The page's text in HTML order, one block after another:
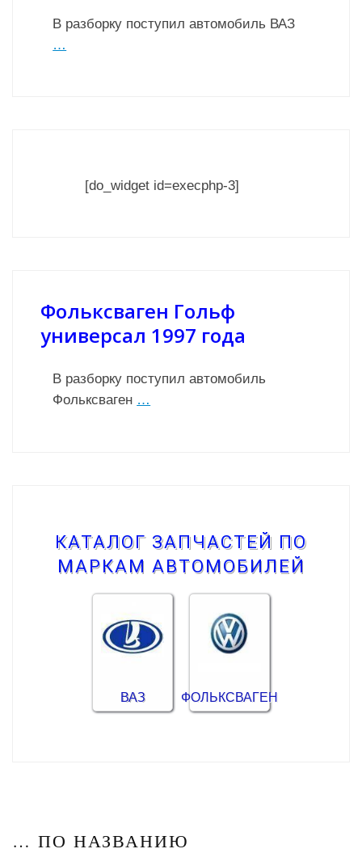
В разборку поступил автомобиль ВАЗ
…
[do_widget id=execphp-3]
Фольксваген Гольф
универсал 1997 года
В разборку поступил автомобиль
Фольксваген …
КАТАЛОГ ЗАПЧАСТЕЙ ПО
МАРКАМ АВТОМОБИЛЕЙ
ВАЗ ФОЛЬКСВАГЕН
… ПО НАЗВАНИЮ